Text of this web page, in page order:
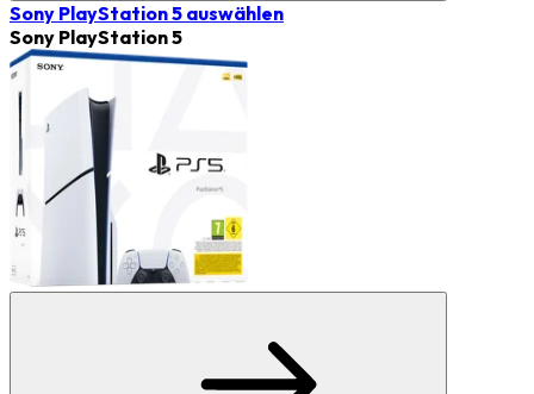
Sony PlayStation 5 auswählen
Sony PlayStation 5